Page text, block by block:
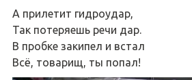
А прилетит гидроудар,
Так потеряешь речи дар.
В пробке закипел и встал
Всё, товарищ, ты попал!